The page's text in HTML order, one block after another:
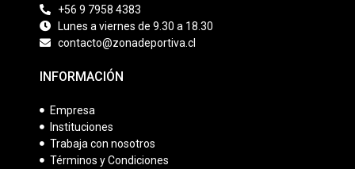
+56 9 7958 4383
Lunes a viernes de 9.30 a 18.30
contacto@zonadeportiva.cl
INFORMACIÓN
Empresa
Instituciones
Trabaja con nosotros
Términos y Condiciones